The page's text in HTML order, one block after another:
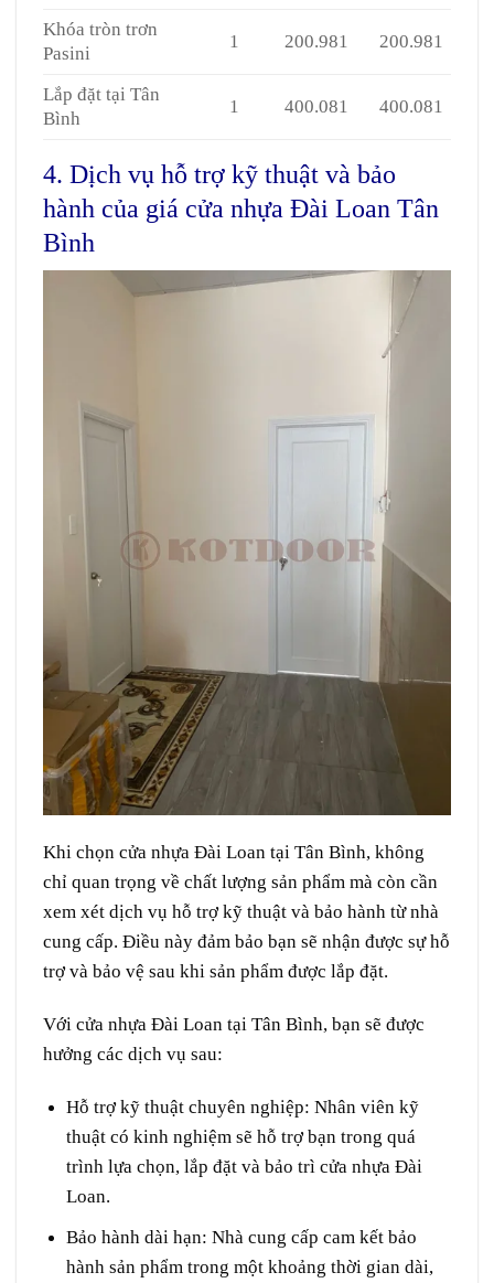
Khóa tròn trơn
Pasini
1 200.981 200.981
Lắp đặt tại Tân
Bình
1 400.081 400.081
4. Dịch vụ hỗ trợ kỹ thuật và bảo
hành của giá cửa nhựa Đài Loan Tân
Bình
Khi chọn cửa nhựa Đài Loan tại Tân Bình, không
chỉ quan trọng về chất lượng sản phẩm mà còn cần
xem xét dịch vụ hỗ trợ kỹ thuật và bảo hành từ nhà
cung cấp. Điều này đảm bảo bạn sẽ nhận được sự hỗ
trợ và bảo vệ sau khi sản phẩm được lắp đặt.
Với cửa nhựa Đài Loan tại Tân Bình, bạn sẽ được
hưởng các dịch vụ sau:
Hỗ trợ kỹ thuật chuyên nghiệp: Nhân viên kỹ
thuật có kinh nghiệm sẽ hỗ trợ bạn trong quá
trình lựa chọn, lắp đặt và bảo trì cửa nhựa Đài
Loan.
Bảo hành dài hạn: Nhà cung cấp cam kết bảo
hành sản phẩm trong một khoảng thời gian dài,